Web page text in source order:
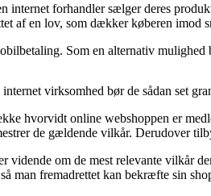
forhandler sælger deres
af en lov, som dækker køberen imod
Som en alternativ
virksomhed bør de sådan set
hvorvidt online webshoppen er
de gældende vilkår. Derudover
vidende om de mest relevante
man fremadrettet kan bekræfte sin